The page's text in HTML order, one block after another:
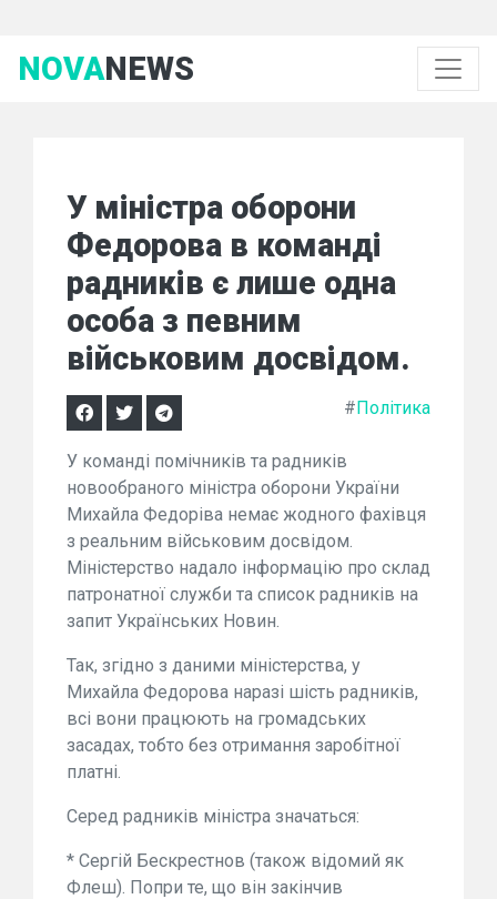
NOVANEWS
У міністра оборони
Федорова в команді
радників є лише одна
особа з певним
військовим досвідом.
#Політика
У команді помічників та радників
новообраного міністра оборони України
Михайла Федоріва немає жодного фахівця
з реальним військовим досвідом.
Міністерство надало інформацію про склад
патронатної служби та список радників на
запит Українських Новин.
Так, згідно з даними міністерства, у
Михайла Федорова наразі шість радників,
всі вони працюють на громадських
засадах, тобто без отримання заробітної
платні.
Серед радників міністра значаться:
* Сергій Бескрестнов (також відомий як
Флеш). Попри те, що він закінчив